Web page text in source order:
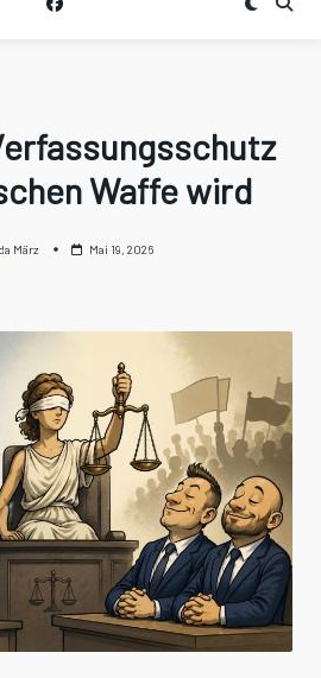
Waffe wird
März Mai 19, 2026